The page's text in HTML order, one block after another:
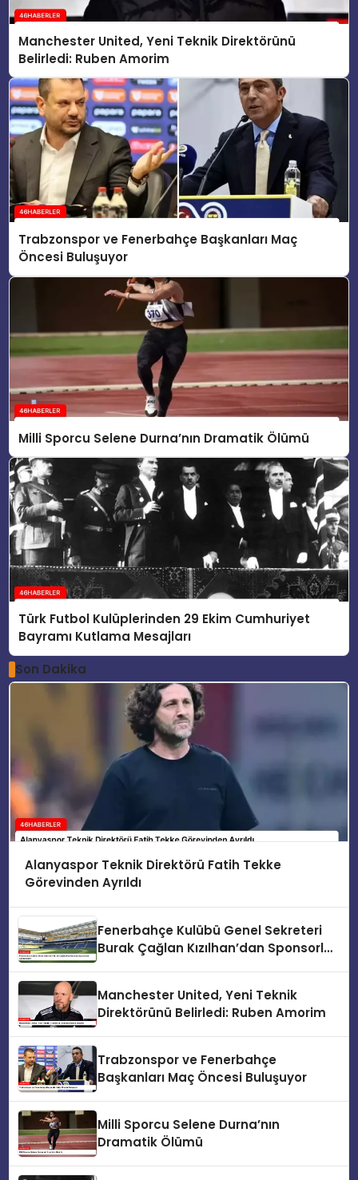
Manchester United, Yeni Teknik Direktörünü
Belirledi: Ruben Amorim
Trabzonspor ve Fenerbahçe Başkanları Maç
Öncesi Buluşuyor
Milli Sporcu Selene Durna’nın Dramatik Ölümü
Türk Futbol Kulüplerinden 29 Ekim Cumhuriyet
Bayramı Kutlama Mesajları
Son Dakika
Alanyaspor Teknik Direktörü Fatih Tekke
Görevinden Ayrıldı
Fenerbahçe Kulübü Genel Sekreteri
Burak Çağlan Kızılhan’dan Sponsorluk
Manchester United, Yeni Teknik
Direktörünü Belirledi: Ruben Amorim
Trabzonspor ve Fenerbahçe
Başkanları Maç Öncesi Buluşuyor
Milli Sporcu Selene Durna’nın
Dramatik Ölümü